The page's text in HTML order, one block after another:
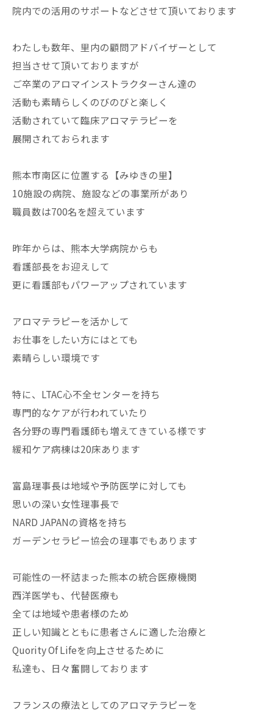
院内での活用のサポートなどさせて頂いております
わたしも数年、里内の顧問アドバイザーとして
担当させて頂いておりますが
ご卒業のアロマインストラクターさん達の
活動も素晴らしくのびのびと楽しく
活動されていて臨床アロマテラピーを
展開されておられます
熊本市南区に位置する【みゆきの里】
10施設の病院、施設などの事業所があり
職員数は700名を超えています
昨年からは、熊本大学病院からも
看護部長をお迎えして
更に看護部もパワーアップされています
アロマテラピーを活かして
お仕事をしたい方にはとても
素晴らしい環境です
特に、LTAC心不全センターを持ち
専門的なケアが行われていたり
各分野の専門看護師も増えてきている様です
緩和ケア病棟は20床あります
富島理事長は地域や予防医学に対しても
思いの深い女性理事長で
NARD JAPANの資格を持ち
ガーデンセラピー協会の理事でもあります
可能性の一杯詰まった熊本の統合医療機関
西洋医学も、代替医療も
全ては地域や患者様のため
正しい知識とともに患者さんに適した治療と
Quority Of Lifeを向上させるために
私達も、日々奮闘しております
フランスの療法としてのアロマテラピーを